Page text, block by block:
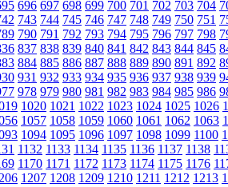
696 697 698 699 700 701 702 703 704
743 744 745 746 747 748 749 750 751
790 791 792 793 794 795 796 797 798
837 838 839 840 841 842 843 844 845
884 885 886 887 888 889 890 891 892
931 932 933 934 935 936 937 938 939
978 979 980 981 982 983 984 985 986
1020 1021 1022 1023 1024 1025 1026
1057 1058 1059 1060 1061 1062 1063
1094 1095 1096 1097 1098 1099 1100
1132 1133 1134 1135 1136 1137 1138
1170 1171 1172 1173 1174 1175 1176
1207 1208 1209 1210 1211 1212 1213